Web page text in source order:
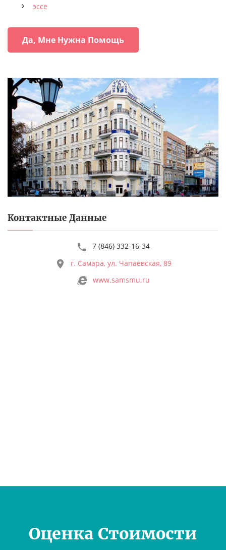
эссе
Да, Мне Нужна Помощь
Контактные Данные
7 (846) 332-16-34
г. Самара, ул. Чапаевская, 89
www.samsmu.ru
Оценка Стоимости